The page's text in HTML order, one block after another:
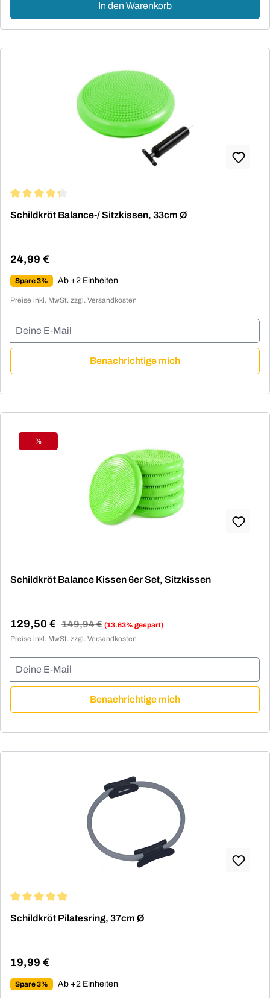
In den Warenkorb
Schildkröt Balance-/ Sitzkissen, 33cm Ø
Regulärer Preis:
24,99 €
Spare 3% Ab +2 Einheiten
Preise inkl. MwSt. zzgl. Versandkosten
Deine E-Mail
Benachrichtige mich
Rabatt
%
Schildkröt Balance Kissen 6er Set, Sitzkissen
Verkaufspreis:
129,50 € Regulärer Preis:
149,94 € (13.63% gespart)
Preise inkl. MwSt. zzgl. Versandkosten
Deine E-Mail
Benachrichtige mich
Schildkröt Pilatesring, 37cm Ø
Regulärer Preis:
19,99 €
Spare 3% Ab +2 Einheiten